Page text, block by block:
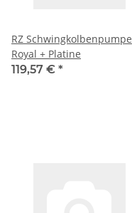
RZ Schwingkolbenpumpe
Royal + Platine
119,57 € *